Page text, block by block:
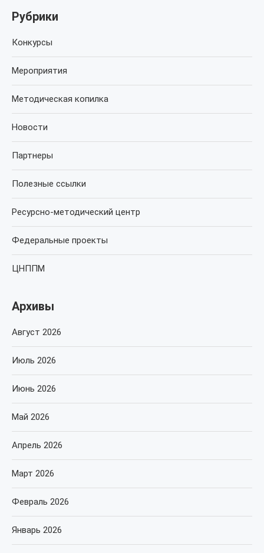
Рубрики
Конкурсы
Мероприятия
Методическая копилка
Новости
Партнеры
Полезные ссылки
Ресурсно-методический центр
Федеральные проекты
ЦНППМ
Архивы
Август 2026
Июль 2026
Июнь 2026
Май 2026
Апрель 2026
Март 2026
Февраль 2026
Январь 2026